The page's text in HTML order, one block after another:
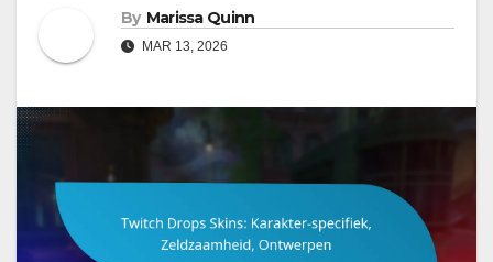
By Marissa Quinn
MAR 13, 2026